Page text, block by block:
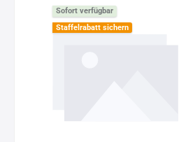
Sofort verfügbar
Staffelrabatt sichern